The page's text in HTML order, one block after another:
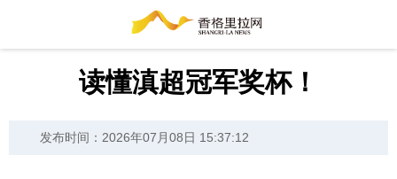
读懂滇超冠军奖杯！
发布时间：2026年07月08日 15:37:12